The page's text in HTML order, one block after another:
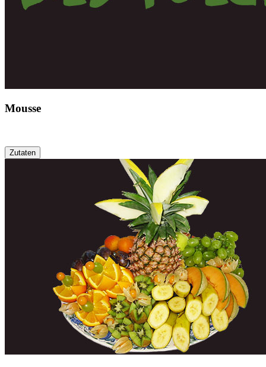
Mousse
Zutaten